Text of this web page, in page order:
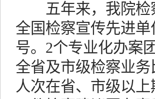
五年来，我院检
全国检察宣传先进
号。2个专业化办案
全省及市级检察业
人次在省、市级以